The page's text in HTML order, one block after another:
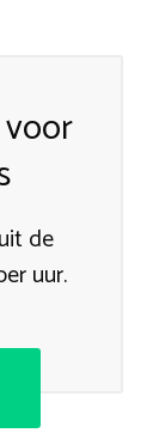
de
uur.